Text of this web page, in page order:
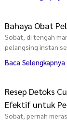
Bahaya Obat
Sobat, di tengah
pelangsing instan
Baca Selengkapnya
Resep Detoks
Efektif untuk
Sobat, pernah